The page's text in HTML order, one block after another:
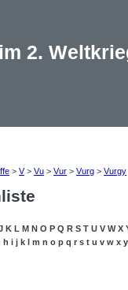
2.
> V> Vu > Vur > Vurg > Vurgy
K L M N O P Q R S T U V W X
h i j k l m n o p q r s t u v w x y